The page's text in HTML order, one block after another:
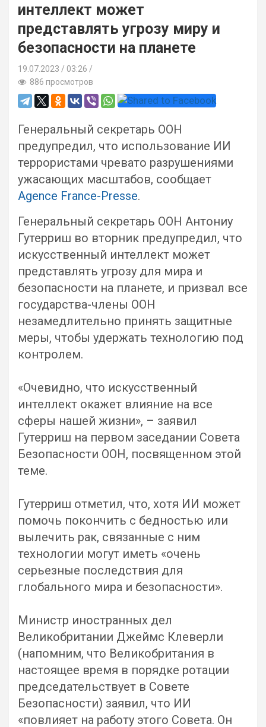
интеллект может
представлять угрозу миру и
безопасности на планете
19.07.2023
03:26 /
886 просмотров
Генеральный секретарь ООН
предупредил, что использование ИИ
террористами чревато разрушениями
ужасающих масштабов, сообщает
Agence France-Presse.
Генеральный секретарь ООН Антониу
Гутерриш во вторник предупредил, что
искусственный интеллект может
представлять угрозу для мира и
безопасности на планете, и призвал все
государства-члены ООН
незамедлительно принять защитные
меры, чтобы удержать технологию под
контролем.
«Очевидно, что искусственный
интеллект окажет влияние на все
сферы нашей жизни», – заявил
Гутерриш на первом заседании Совета
Безопасности ООН, посвященном этой
теме.
Гутерриш отметил, что, хотя ИИ может
помочь покончить с бедностью или
вылечить рак, связанные с ним
технологии могут иметь «очень
серьезные последствия для
глобального мира и безопасности».
Министр иностранных дел
Великобритании Джеймс Клеверли
(напомним, что Великобритания в
настоящее время в порядке ротации
председательствует в Совете
Безопасности) заявил, что ИИ
«повлияет на работу этого Совета. Он